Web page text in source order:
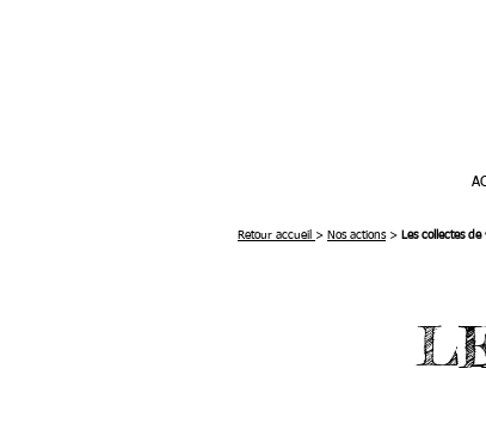
Retour accueil > Nos actions> Les collectes